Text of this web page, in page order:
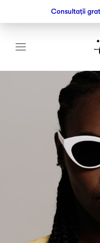
Consultații